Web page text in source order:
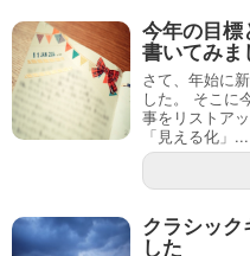
今年の目標
書いてみま
さて、年始に
した。 そこに
事をリストア
「見える化」...
クラシック
した